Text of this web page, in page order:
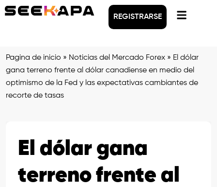
REGISTRARSE
Pagina de inicio » Noticias del Mercado Forex » El dólar
gana terreno frente al dólar canadiense en medio del
optimismo de la Fed y las expectativas cambiantes de
recorte de tasas
El dólar gana
terreno frente al